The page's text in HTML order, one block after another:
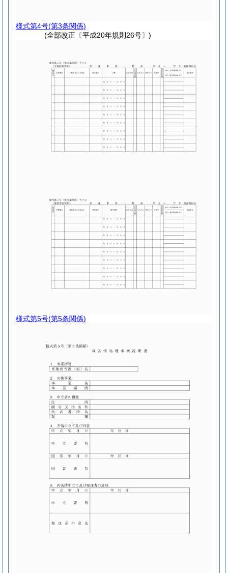
様式第4号(第3条関係)
(全部改正〔平成20年規則26号〕)
様式第5号(第5条関係)